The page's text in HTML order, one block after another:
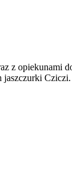
z opiekunami